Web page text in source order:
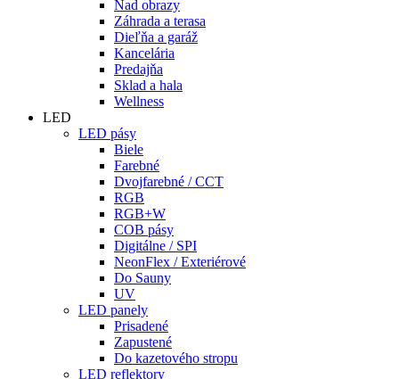
Nad obrazy
Záhrada a terasa
Dieľňa a garáž
Kancelária
Predajňa
Sklad a hala
Wellness
LED
LED pásy
Biele
Farebné
Dvojfarebné / CCT
RGB
RGB+W
COB pásy
Digitálne / SPI
NeonFlex / Exteriérové
Do Sauny
UV
LED panely
Prisadené
Zapustené
Do kazetového stropu
LED reflektory